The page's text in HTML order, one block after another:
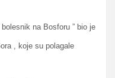
na Bosforu ” bio je
, koje su polagale